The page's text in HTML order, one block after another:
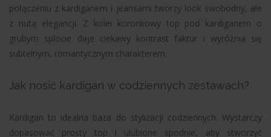
połączeniu z kardiganem i jeansami tworzy look swobodny, ale
z nutą elegancji. Z kolei koronkowy top pod kardiganem o
grubym splocie daje ciekawy kontrast faktur i wyróżnia się
subtelnym, romantycznym charakterem.
Jak nosić kardigan w codziennych zestawach?
Kardigan to idealna baza do stylizacji codziennych. Wystarczy
dopasować prosty top i ulubione spodnie, aby stworzyć